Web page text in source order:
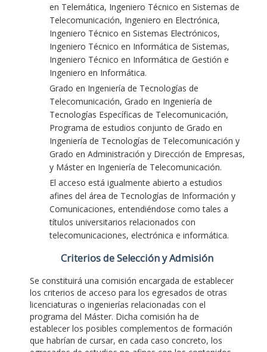
en Telemática, Ingeniero Técnico en Sistemas de
Telecomunicación, Ingeniero en Electrónica,
Ingeniero Técnico en Sistemas Electrónicos,
Ingeniero Técnico en Informática de Sistemas,
Ingeniero Técnico en Informática de Gestión e
Ingeniero en Informática.
Grado en Ingeniería de Tecnologías de
Telecomunicación, Grado en Ingeniería de
Tecnologías Específicas de Telecomunicación,
Programa de estudios conjunto de Grado en
Ingeniería de Tecnologías de Telecomunicación y
Grado en Administración y Dirección de Empresas,
y Máster en Ingeniería de Telecomunicación.
El acceso está igualmente abierto a estudios
afines del área de Tecnologías de Información y
Comunicaciones, entendiéndose como tales a
títulos universitarios relacionados con
telecomunicaciones, electrónica e informática.
Criterios de Selección y Admisión
Se constituirá una comisión encargada de establecer
los criterios de acceso para los egresados de otras
licenciaturas o ingenierías relacionadas con el
programa del Máster. Dicha comisión ha de
establecer los posibles complementos de formación
que habrían de cursar, en cada caso concreto, los